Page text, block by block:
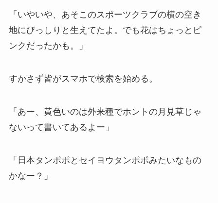
「いやいや、あそこのスポーツクラブの横の空き
地にびっしりと生えてたよ。でも花はちょっとピ
ンクだったかも。」
すかさず皆がスマホで検索を始める。
「あー、黄色いのは外来種でホントの月見草じゃ
ないって書いてあるよー」
「日本タンポポとセイヨウタンポポみたいなもの
かなー？」